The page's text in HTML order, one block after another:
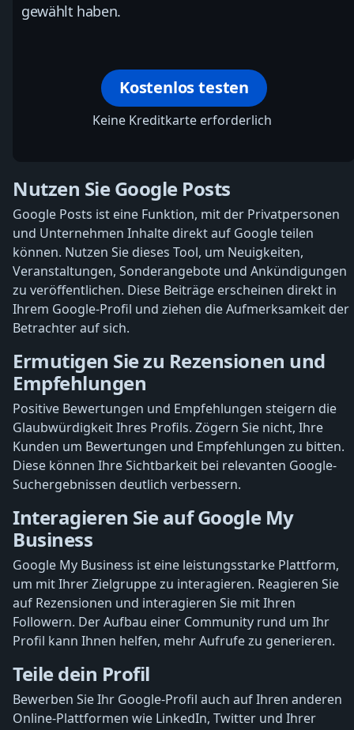
gewählt haben.
Kostenlos testen
Keine Kreditkarte erforderlich
Nutzen Sie Google Posts
Google Posts ist eine Funktion, mit der Privatpersonen
und Unternehmen Inhalte direkt auf Google teilen
können. Nutzen Sie dieses Tool, um Neuigkeiten,
Veranstaltungen, Sonderangebote und Ankündigungen
zu veröffentlichen. Diese Beiträge erscheinen direkt in
Ihrem Google-Profil und ziehen die Aufmerksamkeit der
Betrachter auf sich.
Ermutigen Sie zu Rezensionen und
Empfehlungen
Positive Bewertungen und Empfehlungen steigern die
Glaubwürdigkeit Ihres Profils. Zögern Sie nicht, Ihre
Kunden um Bewertungen und Empfehlungen zu bitten.
Diese können Ihre Sichtbarkeit bei relevanten Google-
Suchergebnissen deutlich verbessern.
Interagieren Sie auf Google My
Business
Google My Business ist eine leistungsstarke Plattform,
um mit Ihrer Zielgruppe zu interagieren. Reagieren Sie
auf Rezensionen und interagieren Sie mit Ihren
Followern. Der Aufbau einer Community rund um Ihr
Profil kann Ihnen helfen, mehr Aufrufe zu generieren.
Teile dein Profil
Bewerben Sie Ihr Google-Profil auch auf Ihren anderen
Online-Plattformen wie LinkedIn, Twitter und Ihrer